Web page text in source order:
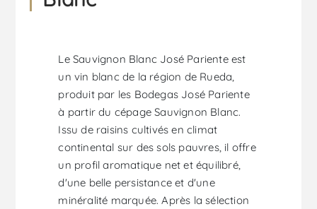
Le Sauvignon Blanc José Pariente est
un vin blanc de la région de Rueda,
produit par les Bodegas José Pariente
à partir du cépage Sauvignon Blanc.
Issu de raisins cultivés en climat
continental sur des sols pauvres, il offre
un profil aromatique net et équilibré,
d'une belle persistance et d'une
minéralité marquée. Après la sélection